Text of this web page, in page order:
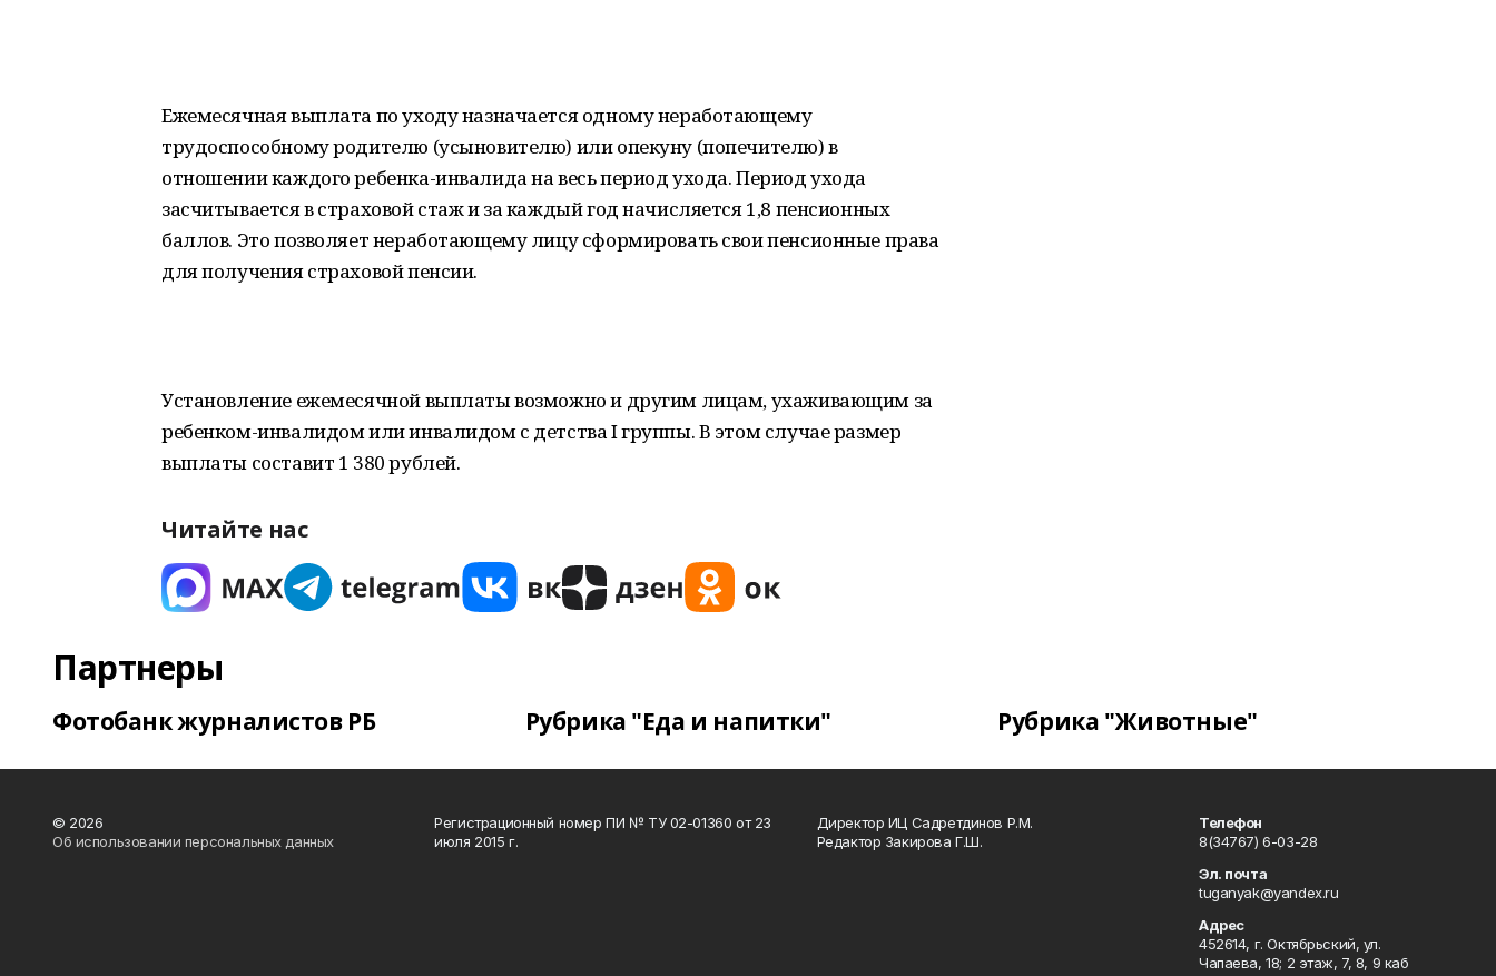
Ежемесячная выплата по уходу назначается одному неработающему
трудоспособному родителю (усыновителю) или опекуну (попечителю) в
отношении каждого ребенка-инвалида на весь период ухода. Период ухода
засчитывается в страховой стаж и за каждый год начисляется 1,8 пенсионных
баллов. Это позволяет неработающему лицу сформировать свои пенсионные права
для получения страховой пенсии.
Установление ежемесячной выплаты возможно и другим лицам, ухаживающим за
ребенком-инвалидом или инвалидом с детства I группы. В этом случае размер
выплаты составит 1 380 рублей.
Читайте нас
Партнеры
Фотобанк журналистов РБ Рубрика "Еда и напитки" Рубрика "Животные"
© 2026
Об использовании персональных данных
Регистрационный номер ПИ № ТУ 02-01360 от 23
июля 2015 г.
Директор ИЦ Садретдинов Р.М.
Редактор Закирова Г.Ш.
Телефон
8(34767) 6-03-28
Эл. почта
tuganyak@yandex.ru
Адрес
452614, г. Октябрьский, ул.
Чапаева, 18; 2 этаж, 7, 8, 9 каб